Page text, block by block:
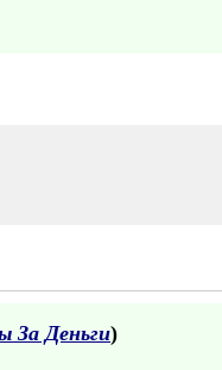
За Деньги)